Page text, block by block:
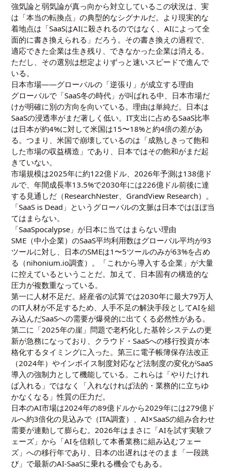
強気論と弱気論が真っ向から対立しているこの状況は、実
は「本当の転換点」の典型的なシグナルだ。より現実的な
着地点は「SaaSはAIに殺されるのではなく、AIによって全
面的に書き換えられる」だろう。その書き換えの過程で、
適応できた企業は生き残り、できなかった企業は消える。
ただし、その選別は想定よりずっと速いスピードで進んで
いる。
日本市場――グローバルの「逆張り」が成立する理由
グローバルで「SaaS冬の時代」が叫ばれる中、日本市場だ
けが明確に別の方向を向いている。理由は単純だ。日本は
SaaSの浸透率がまだ著しく低い。IT支出に占めるSaaS比率
は日本が約4%に対して米国は15〜18%と約4倍の差があ
る。つまり、米国で崩壊しているのは「成熟しきって飽和
した市場の収益構造」であり、日本ではその飽和がまだ起
きていない。
市場規模は2025年に約122億ドル、2026年予測は138億ド
ルで、年間成長率13.5%で2030年には226億ドル前後に達
する見通しだ（ResearchNester、GrandView Research）。
「SaaS is Dead」というグローバルの文脈は日本ではほぼ当
てはまらない。
「SaaSpocalypse」が日本に当てはまらない理由
SME（中小企業）のSaaS平均利用数はグローバル平均が93
ツールに対し、日本のSMEは1〜5ツールのみが63%を占め
る（nihonium.io調査）。「これから導入する企業」が大量
に控えているということだ。加えて、日本固有の構造的な
圧力が複数重なっている。
第一に人材不足だ。経産省の試算では2030年に最大79万人
のIT人材が不足するため、人手不足の解決手段としてAIを組
み込んだSaaSへの需要が爆発的に出てくる必然性がある。
第二に「2025年の崖」問題で老朽化した基幹システムの更
新が急務になっており、クラウド・SaaSへの移行投資が本
格化するタイミングに入った。第三に電子帳簿保存法改正
（2024年）やインボイス制度対応など法制度の変化がSaaS
導入の強制力として機能している。これらは「やりたけれ
ば入れる」ではなく「入れなければ法的・業務的に立ちゆ
かなくなる」性質の圧力だ。
日本のAI市場は2024年の89億ドルから2029年には279億ド
ルへ約3倍化の見込みで（ITA調査）、AI×SaaSの組み合わせ
需要が連動して膨らむ。2026年はまさに「AIを試す実験フ
ェーズ」から「AIを信頼して本番業務に組み込むフェー
ズ」への移行年であり、日本の出遅れはそのまま「一段跳
び」で最新のAI-SaaSに乗れる機会でもある。